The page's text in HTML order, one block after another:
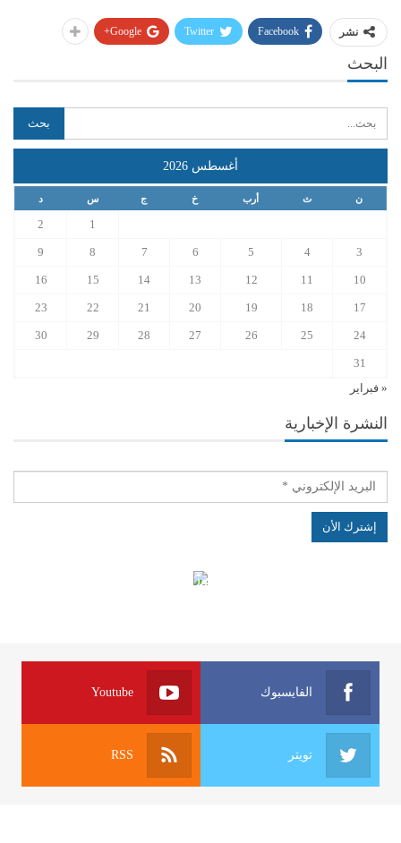
نشر Facebook
Twitter
Google+
البحث
أغسطس 2026
ن ث أرب خ ج س د
1
2
3
4
5
6
7
8
9
10
11
12
13
14
15
16
17
18
19
20
21
22
23
24
25
26
27
28
29
30
31
« فبراير
النشرة الإخبارية
الهياكل الخاضعة لقانون النفاذ إلى المعلومة
الفايسبوك Youtube
تويتر RSS